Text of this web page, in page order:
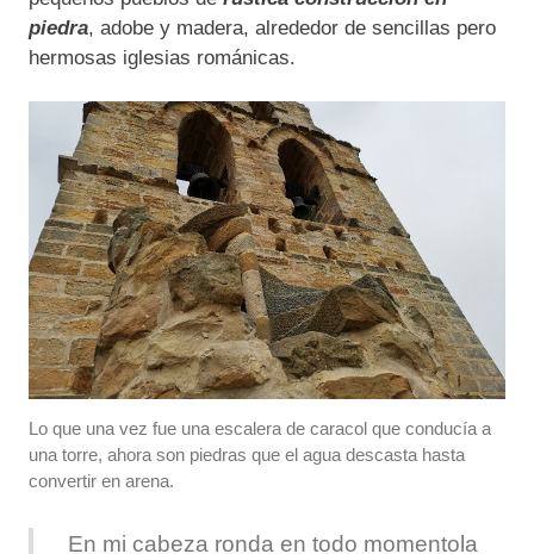
piedra, adobe y madera, alrededor de sencillas pero
hermosas iglesias románicas.
Lo que una vez fue una escalera de caracol que conducía a
una torre, ahora son piedras que el agua descasta hasta
convertir en arena.
En mi cabeza ronda en todo momentola